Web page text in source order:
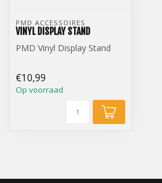
PMD ACCESSOIRES
VINYL DISPLAY STAND
PMD Vinyl Display Stand
€10,99
Op voorraad